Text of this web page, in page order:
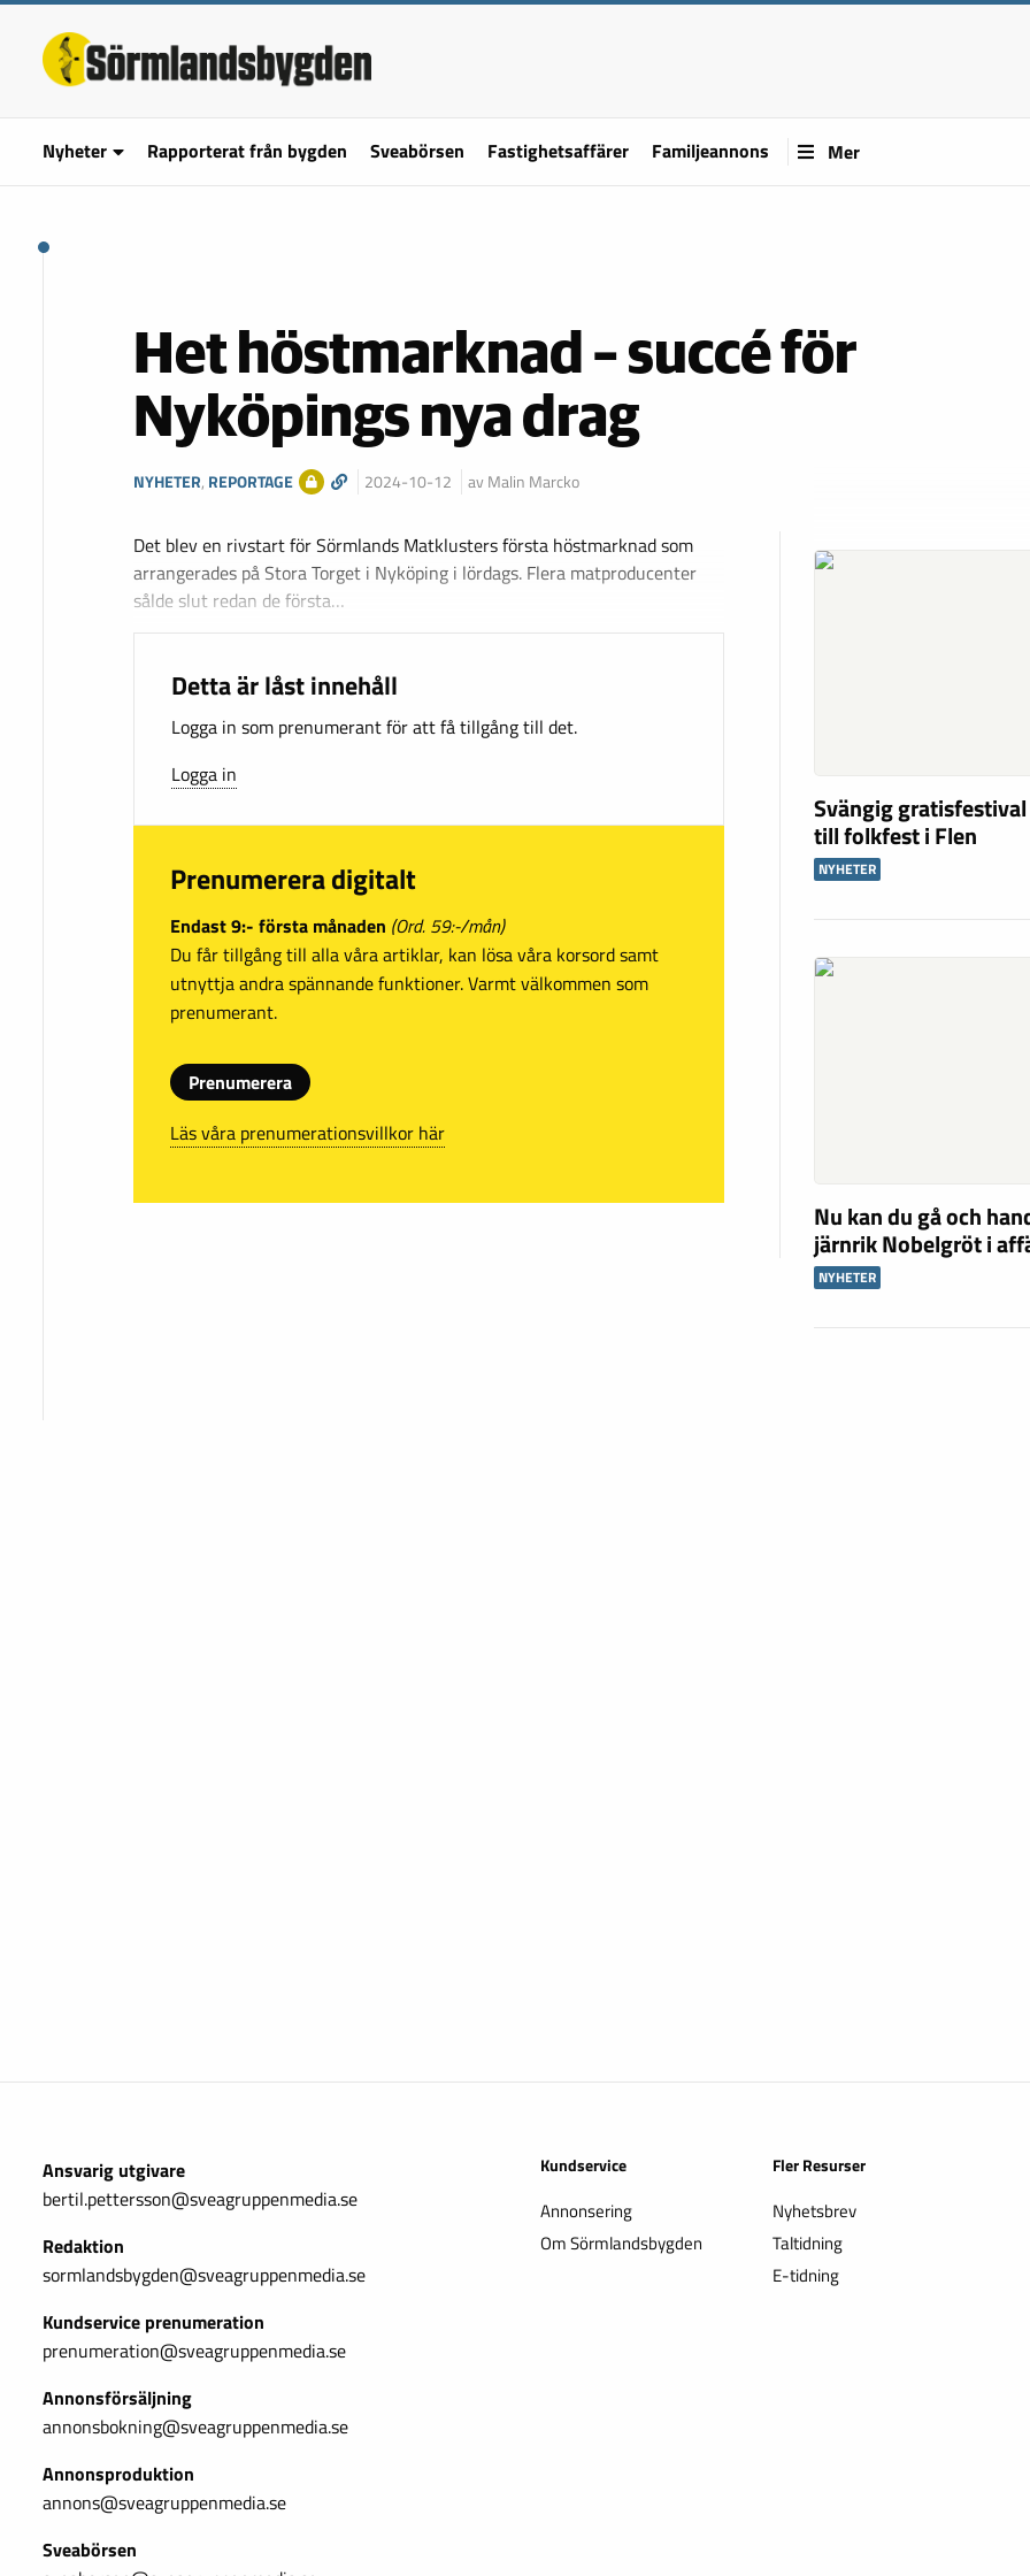
Nyheter Rapporterat från bygden Sveabörsen Fastighetsaffärer Familjeannons Mer
Het höstmarknad – succé för
Nyköpings nya drag
NYHETER, REPORTAGE 2024-10-12 av Malin Marcko
Det blev en rivstart för Sörmlands Matklusters första höstmarknad som
arrangerades på Stora Torget i Nyköping i lördags. Flera matproducenter
sålde slut redan de första…
Detta är låst innehåll
Logga in som prenumerant för att få tillgång till det.
Logga in
Prenumerera digitalt
Endast 9:- första månaden (Ord. 59:-/mån)
Du får tillgång till alla våra artiklar, kan lösa våra korsord samt
utnyttja andra spännande funktioner. Varmt välkommen som
prenumerant.
Prenumerera
Läs våra prenumerationsvillkor här
Svängig
till folkfest i Flen
NYHETER
Nu kan du gå och
järnrik Nobelgröt i
NYHETER
Ansvarig utgivare
bertil.pettersson@sveagruppenmedia.se
Redaktion
sormlandsbygden@sveagruppenmedia.se
Kundservice prenumeration
prenumeration@sveagruppenmedia.se
Annonsförsäljning
annonsbokning@sveagruppenmedia.se
Annonsproduktion
annons@sveagruppenmedia.se
Sveabörsen
Kundservice
Annonsering
Om Sörmlandsbygden
Fler Resurser
Nyhetsbrev
Taltidning
E-tidning